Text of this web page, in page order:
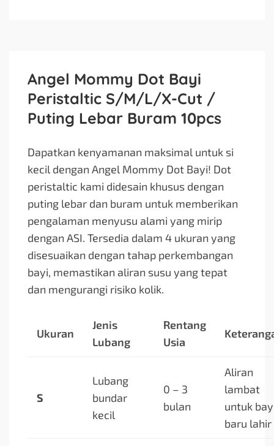
Angel Mommy Dot Bayi
Peristaltic S/M/L/X-Cut /
Puting Lebar Buram 10pcs
Dapatkan kenyamanan maksimal untuk si
kecil dengan Angel Mommy Dot Bayi! Dot
peristaltic kami didesain khusus dengan
puting lebar dan buram untuk memberikan
pengalaman menyusu alami yang mirip
dengan ASI. Tersedia dalam 4 ukuran yang
disesuaikan dengan tahap perkembangan
bayi, memastikan aliran susu yang tepat
dan mengurangi risiko kolik.
Ukuran
Jenis
Lubang
Rentang
Usia
S
Lubang
bundar
kecil
0 – 3
bulan
Aliran
lambat
untuk
baru lahir